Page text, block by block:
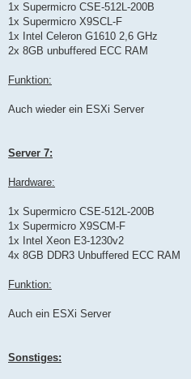
1x Supermicro CSE-512L-200B
1x Supermicro X9SCL-F
1x Intel Celeron G1610 2,6 GHz
2x 8GB unbuffered ECC RAM
Funktion:
Auch wieder ein ESXi Server
Server 7:
Hardware:
1x Supermicro CSE-512L-200B
1x Supermicro X9SCM-F
1x Intel Xeon E3-1230v2
4x 8GB DDR3 Unbuffered ECC RAM
Funktion:
Auch ein ESXi Server
Sonstiges: